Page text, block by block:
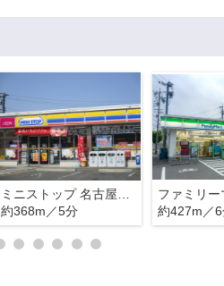
約368m／5分
約427m／